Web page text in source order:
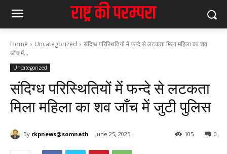
Home Uncategorized
संदिग्ध परिस्थितियों में फन्दे से लटकता मिला महिला का शव
जाँच में...
Uncategorized
संदिग्ध परिस्थितियों में फन्दे से लटकता
मिला महिला का शव जाँच में जुटी पुलिस
By rkpnews@somnath June 25, 2025 0
105